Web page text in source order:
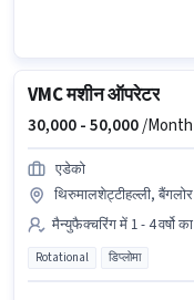
VMC मशीन ऑपरेटर
30,000 -50,000/Month
एडेको
थिरुमालशेट्टीहल्ली, बैंगलोर
मैन्युफैक्चरिंग में 1 - 4 वर्षो
Rotational डिप्लोमा